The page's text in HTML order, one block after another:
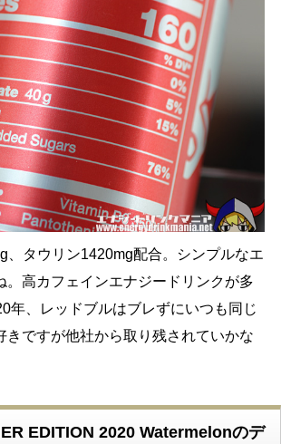
、タウリン1420mg配合。シンプルなエ
。高カフェインエナジードリンクが多
年、レッドブルはブレずにいつも同じ
きですが他社から取り残されていかな
EDITION 2020 Watermelonのデ